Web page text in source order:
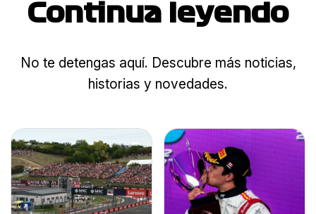
Continua leyendo
No te detengas aquí. Descubre más noticias,
historias y novedades.